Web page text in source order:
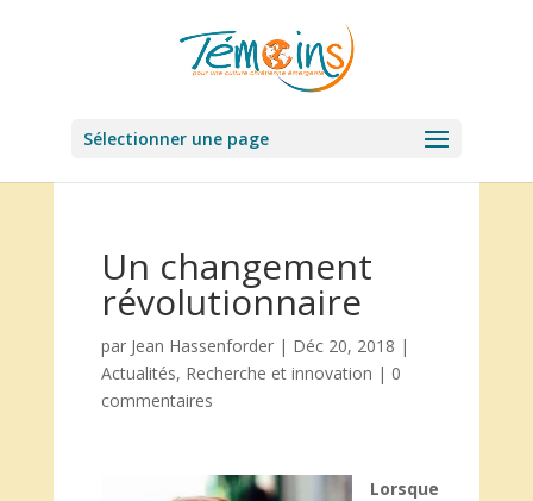
Sélectionner une page
Un changement
révolutionnaire
par Jean Hassenforder| Déc 20, 2018 |
Actualités, Recherche et innovation | 0
commentaires
Lorsque